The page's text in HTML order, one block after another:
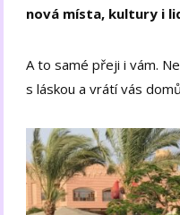
nová místa, kultury i
A to samé přeji i vám.
s láskou a vrátí vás